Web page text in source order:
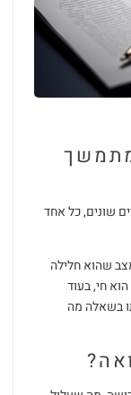
שונים, כל אחד
שהוא חלילה
חי, בעוד
בשאלה מה